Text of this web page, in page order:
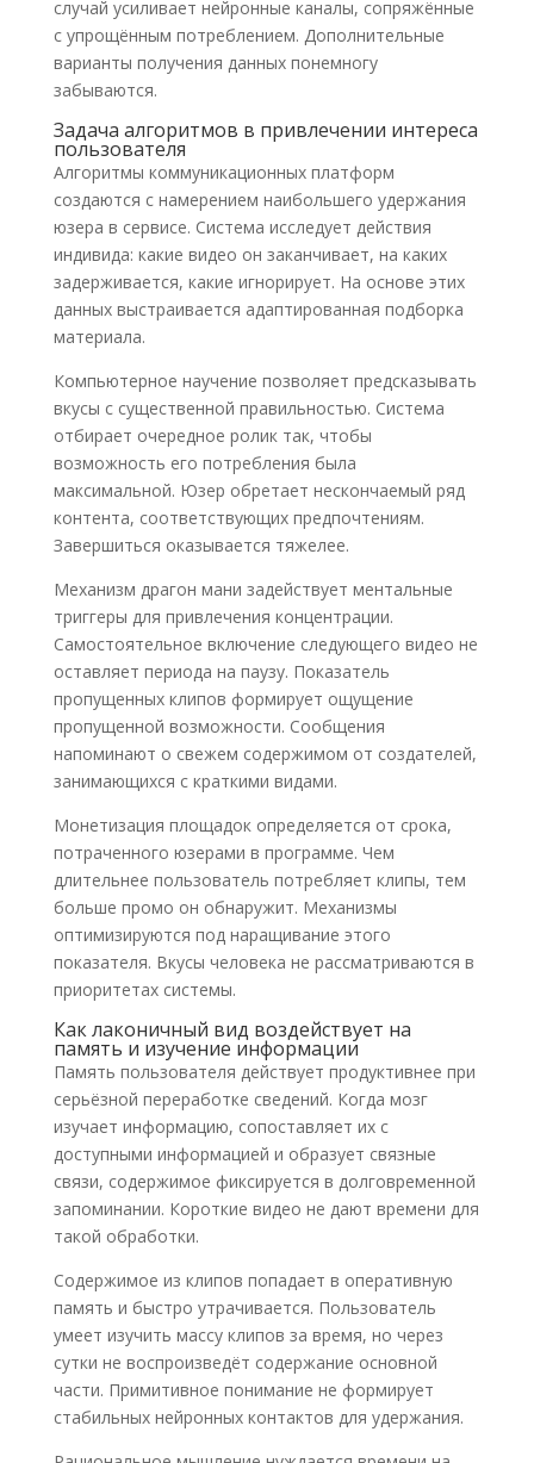
случай усиливает нейронные каналы, сопряжённые
с упрощённым потреблением. Дополнительные
варианты получения данных понемногу
забываются.
Задача алгоритмов в привлечении интереса
пользователя
Алгоритмы коммуникационных платформ
создаются с намерением наибольшего удержания
юзера в сервисе. Система исследует действия
индивида: какие видео он заканчивает, на каких
задерживается, какие игнорирует. На основе этих
данных выстраивается адаптированная подборка
материала.
Компьютерное научение позволяет предсказывать
вкусы с существенной правильностью. Система
отбирает очередное ролик так, чтобы
возможность его потребления была
максимальной. Юзер обретает нескончаемый ряд
контента, соответствующих предпочтениям.
Завершиться оказывается тяжелее.
Механизм драгон мани задействует ментальные
триггеры для привлечения концентрации.
Самостоятельное включение следующего видео не
оставляет периода на паузу. Показатель
пропущенных клипов формирует ощущение
пропущенной возможности. Сообщения
напоминают о свежем содержимом от создателей,
занимающихся с краткими видами.
Монетизация площадок определяется от срока,
потраченного юзерами в программе. Чем
длительнее пользователь потребляет клипы, тем
больше промо он обнаружит. Механизмы
оптимизируются под наращивание этого
показателя. Вкусы человека не рассматриваются в
приоритетах системы.
Как лаконичный вид воздействует на
память и изучение информации
Память пользователя действует продуктивнее при
серьёзной переработке сведений. Когда мозг
изучает информацию, сопоставляет их с
доступными информацией и образует связные
связи, содержимое фиксируется в долговременной
запоминании. Короткие видео не дают времени для
такой обработки.
Содержимое из клипов попадает в оперативную
память и быстро утрачивается. Пользователь
умеет изучить массу клипов за время, но через
сутки не воспроизведёт содержание основной
части. Примитивное понимание не формирует
стабильных нейронных контактов для удержания.